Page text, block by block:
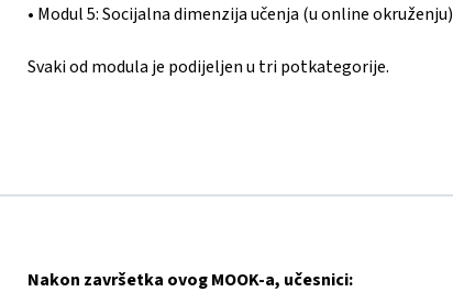
• Modul 5: Socijalna dimenzija učenja (u online okruženju)
Svaki od modula je podijeljen u tri potkategorije.
Nakon završetka ovog MOOK-a, učesnici: